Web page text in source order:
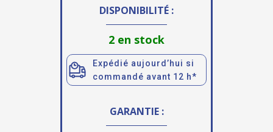
DISPONIBILITÉ :
2 en stock
Expédié aujourd’hui si
commandé avant 12 h*
GARANTIE :